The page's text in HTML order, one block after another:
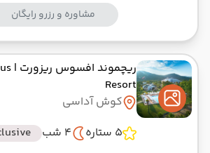
مشاوره و رزرو رایگان
ریچموند افسوس ریزورت
Resort
کوش آداسی
5 ستاره
4 شب